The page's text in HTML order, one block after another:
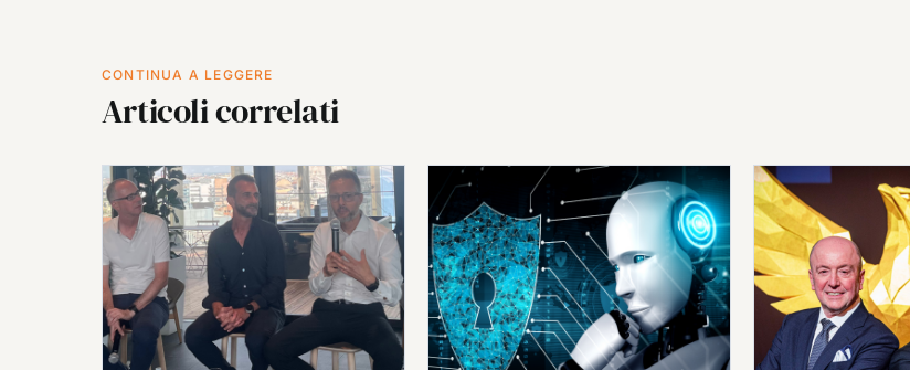
CONTINUA A LEGGERE
Articoli correlati